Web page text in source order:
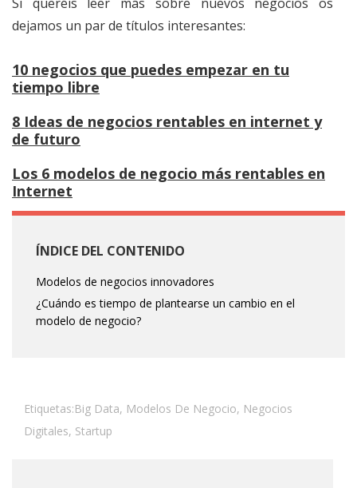
dejamos un par de títulos interesantes:
10 negocios que puedes empezar en tu
tiempo libre
8 Ideas de negocios rentables en internet y
de futuro
Los 6 modelos de negocio más rentables en
Internet
ÍNDICE DEL CONTENIDO
Modelos de negocios innovadores
¿Cuándo es tiempo de plantearse un cambio en el
modelo de negocio?
Etiquetas:Big Data, Modelos De Negocio, Negocios
Digitales, Startup